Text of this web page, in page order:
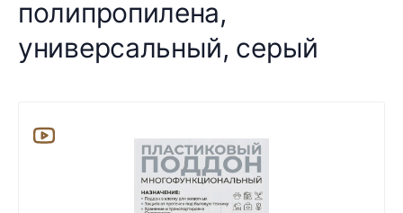
полипропилена,
универсальный, серый